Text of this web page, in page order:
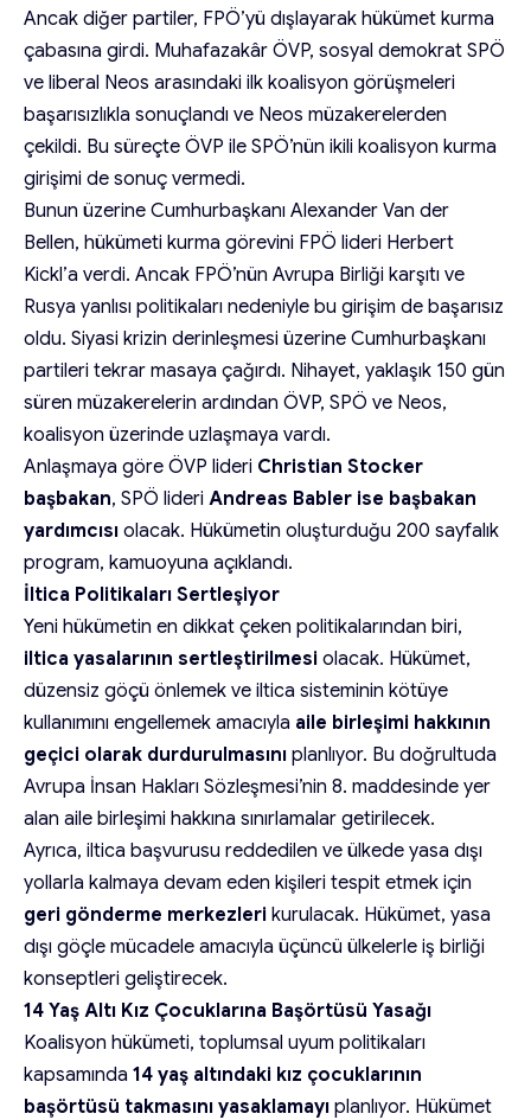
Ancak diğer partiler, FPÖ’yü dışlayarak hükümet kurma
çabasına girdi. Muhafazakâr ÖVP, sosyal demokrat SPÖ
ve liberal Neos arasındaki ilk koalisyon görüşmeleri
başarısızlıkla sonuçlandı ve Neos müzakerelerden
çekildi. Bu süreçte ÖVP ile SPÖ’nün ikili koalisyon kurma
girişimi de sonuç vermedi.
Bunun üzerine Cumhurbaşkanı Alexander Van der
Bellen, hükümeti kurma görevini FPÖ lideri Herbert
Kickl’a verdi. Ancak FPÖ’nün Avrupa Birliği karşıtı ve
Rusya yanlısı politikaları nedeniyle bu girişim de başarısız
oldu. Siyasi krizin derinleşmesi üzerine Cumhurbaşkanı
partileri tekrar masaya çağırdı. Nihayet, yaklaşık 150 gün
süren müzakerelerin ardından ÖVP, SPÖ ve Neos,
koalisyon üzerinde uzlaşmaya vardı.
Anlaşmaya göre ÖVP lideri Christian Stocker
başbakan, SPÖ lideri Andreas Babler ise başbakan
yardımcısı olacak. Hükümetin oluşturduğu 200 sayfalık
program, kamuoyuna açıklandı.
İltica Politikaları Sertleşiyor
Yeni hükümetin en dikkat çeken politikalarından biri,
iltica yasalarının sertleştirilmesi olacak. Hükümet,
düzensiz göçü önlemek ve iltica sisteminin kötüye
kullanımını engellemek amacıyla aile birleşimi hakkının
geçici olarak durdurulmasını planlıyor. Bu doğrultuda
Avrupa İnsan Hakları Sözleşmesi’nin 8. maddesinde yer
alan aile birleşimi hakkına sınırlamalar getirilecek.
Ayrıca, iltica başvurusu reddedilen ve ülkede yasa dışı
yollarla kalmaya devam eden kişileri tespit etmek için
geri gönderme merkezleri kurulacak. Hükümet, yasa
dışı göçle mücadele amacıyla üçüncü ülkelerle iş birliği
konseptleri geliştirecek.
14 Yaş Altı Kız Çocuklarına Başörtüsü Yasağı
Koalisyon hükümeti, toplumsal uyum politikaları
kapsamında 14 yaş altındaki kız çocuklarının
başörtüsü takmasını yasaklamayı planlıyor. Hükümet